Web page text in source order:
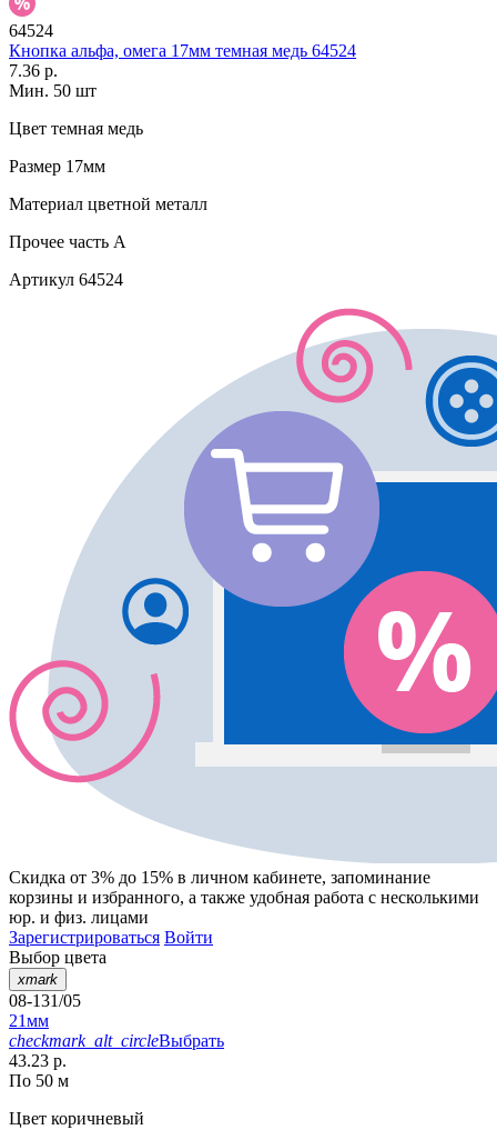
64524
Кнопка альфа, омега 17мм темная медь 64524
7.36 р.
Мин. 50 шт
Цвет темная медь
Размер 17мм
Материал цветной металл
Прочее часть A
Артикул 64524
Скидка от 3% до 15% в личном кабинете, запоминание
корзины и избранного, а также удобная работа с несколькими
юр. и физ. лицами
Зарегистрироваться Войти
Выбор цвета
xmark
08-131/05
21мм
checkmark_alt_circleВыбрать
43.23 р.
По 50 м
Цвет коричневый